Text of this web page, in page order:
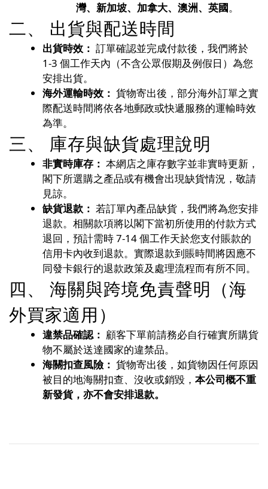
灣、新加坡、加拿大、澳洲、英國。
二、 出貨與配送時間
出貨時效： 訂單確認並完成付款後，我們將於
1-3 個工作天內（不含公眾假期及例假日）為您
安排出貨。
海外運輸時效： 貨物寄出後，部分海外訂單之實
際配送時間將依各地郵政或快遞服務的運輸時效
為準。
三、 庫存與缺貨處理說明
非實時庫存： 本網店之庫存數字並非實時更新，
閣下所選購之產品或有機會出現缺貨情況，敬請
見諒。
缺貨退款： 若訂單內產品缺貨，我們將為您安排
退款。相關款項將以閣下當初所使用的付款方式
退回，預計需時 7-14 個工作天於您支付賬款的
信用卡內收到退款。實際退款到賬時間將因應不
同發卡銀行的退款政策及處理流程而有所不同。
四、 海關與跨境免責聲明（海
外買家適用）
違禁品確認： 顧客下單前請務必自行確實所購貨
物不屬於送達國家的違禁品。
海關扣查風險： 貨物寄出後，如貨物因任何原因
被目的地海關扣查、沒收或銷毀， 本公司概不重
新發貨，亦不會安排退款。